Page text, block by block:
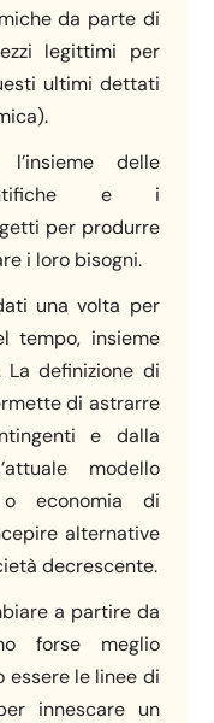
da parte di
legittimi per
ultimi dettati
delle
e i
per produrre
i loro bisogni.
una volta per
tempo, insieme
definizione di
di astrarre
e dalla
modello
economia di
alternative
decrescente.
a partire da
forse meglio
le linee di
innescare un